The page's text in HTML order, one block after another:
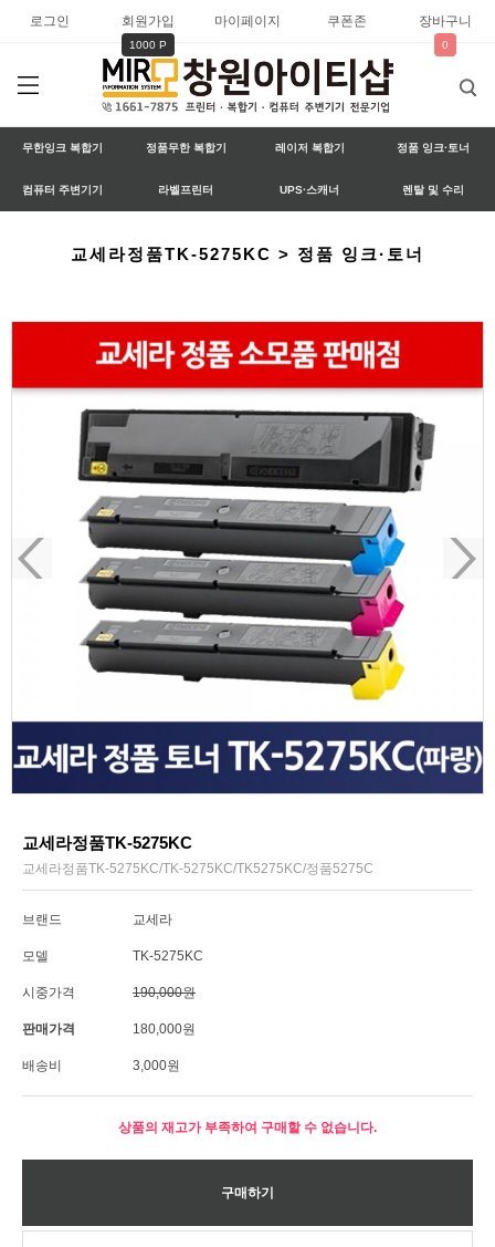
로그인 회원가입
1000 P
마이페이지 쿠폰존 장바구니
0
무한잉크 복합기 정품무한 복합기 레이저 복합기 정품 잉크·토너
컴퓨터 주변기기 라벨프린터 UPS·스캐너 렌탈 및 수리
교세라정품TK-5275KC > 정품 잉크·토너
교세라정품TK-5275KC
교세라정품TK-5275KC/TK-5275KC/TK5275KC/정품5275C
브랜드 교세라
모델 TK-5275KC
시중가격 190,000원
판매가격 180,000원
배송비 3,000원
상품의 재고가 부족하여 구매할 수 없습니다.